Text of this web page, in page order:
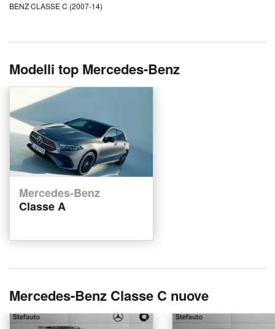
BENZ CLASSE C (2007-14)
Modelli top Mercedes-Benz
Mercedes-Benz
Classe A
Mercedes-Benz Classe C nuove